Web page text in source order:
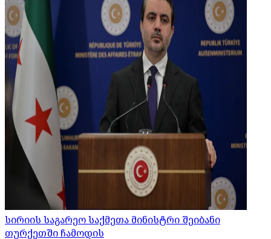
სირიის საგარეო საქმეთა მინისტრი შეიბანი
თურქეთში ჩამოდის